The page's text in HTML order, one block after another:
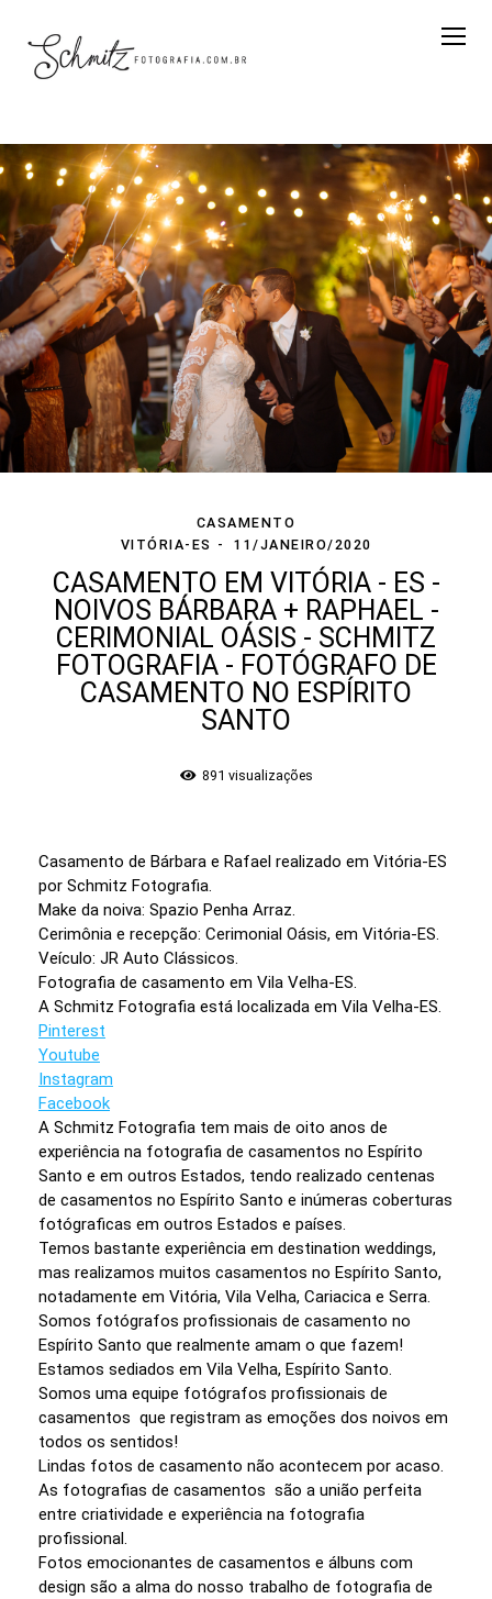
CASAMENTO
VITÓRIA-ES
11/JANEIRO/2020
CASAMENTO EM VITÓRIA - ES -
NOIVOS BÁRBARA + RAPHAEL -
CERIMONIAL OÁSIS - SCHMITZ
FOTOGRAFIA - FOTÓGRAFO DE
CASAMENTO NO ESPÍRITO
SANTO
891 visualizações
Casamento de Bárbara e Rafael realizado em Vitória-ES
por Schmitz Fotografia.
Make da noiva: Spazio Penha Arraz.
Cerimônia e recepção: Cerimonial Oásis, em Vitória-ES.
Veículo: JR Auto Clássicos.
Fotografia de casamento em Vila Velha-ES.
A Schmitz Fotografia está localizada em Vila Velha-ES.
Pinterest
Youtube
Instagram
Facebook
A Schmitz Fotografia tem mais de oito anos de
experiência na fotografia de casamentos no Espírito
Santo e em outros Estados, tendo realizado centenas
de casamentos no Espírito Santo e inúmeras coberturas
fotógraficas em outros Estados e países.
Temos bastante experiência em destination weddings,
mas realizamos muitos casamentos no Espírito Santo,
notadamente em Vitória, Vila Velha, Cariacica e Serra.
Somos fotógrafos profissionais de casamento no
Espírito Santo que realmente amam o que fazem!
Estamos sediados em Vila Velha, Espírito Santo.
Somos uma equipe fotógrafos profissionais de
casamentos que registram as emoções dos noivos em
todos os sentidos!
Lindas fotos de casamento não acontecem por acaso.
As fotografias de casamentos são a união perfeita
entre criatividade e experiência na fotografia
profissional.
Fotos emocionantes de casamentos e álbuns com
design são a alma do nosso trabalho de fotografia de